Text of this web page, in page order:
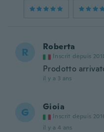
R Roberta
Inscrit depuis
Prodotto
il y a 3 ans
G Gioia
Inscrit depuis
il y a 4 ans